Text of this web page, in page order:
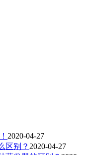
2020-04-27
区别？ 2020-04-27